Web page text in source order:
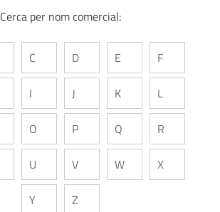
Cerca per nom comercial:
C D E F
I J K L
O P Q R
U V W X
Y Z